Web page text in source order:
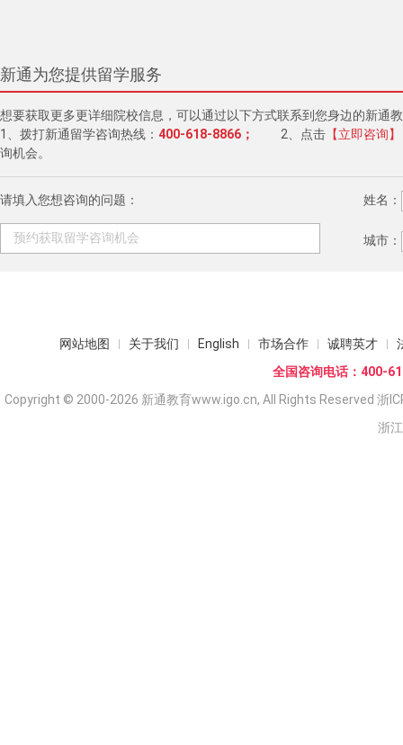
新通为您提供留学服务
想要获取更多更详细院校信息，可以通过以下方式联系到您身边的新通
1、拨打新通留学咨询热线： 400-618-8866； 2、点击 【立即咨询】
询机会。
请填入您想咨询的问题： 姓名：
城市：
网站地图 关于我们 English 市场合作 诚聘英才
全国咨询电话：400-
Copyright © 2000-2026 新通教育www.igo.cn, All Rights Reserved 浙
浙